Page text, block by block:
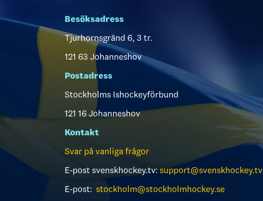
Besöksadress
Tjurhornsgränd 6, 3 tr.
121 63 Johanneshov
Postadress
Stockholms Ishockeyförbund
121 16 Johanneshov
Kontakt
Svar på vanliga frågor
E-post svenskhockey.tv:support@svenskhockey.tv
E-post: stockholm@stockholmhockey.se